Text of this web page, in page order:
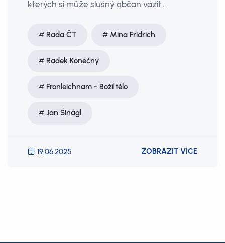
kterých si může slušný občan vážit…
Rada ČT Mina Fridrich
Radek Konečný
Fronleichnam - Boží tělo
Jan Šinágl
19.06.2025 ZOBRAZIT VÍCE